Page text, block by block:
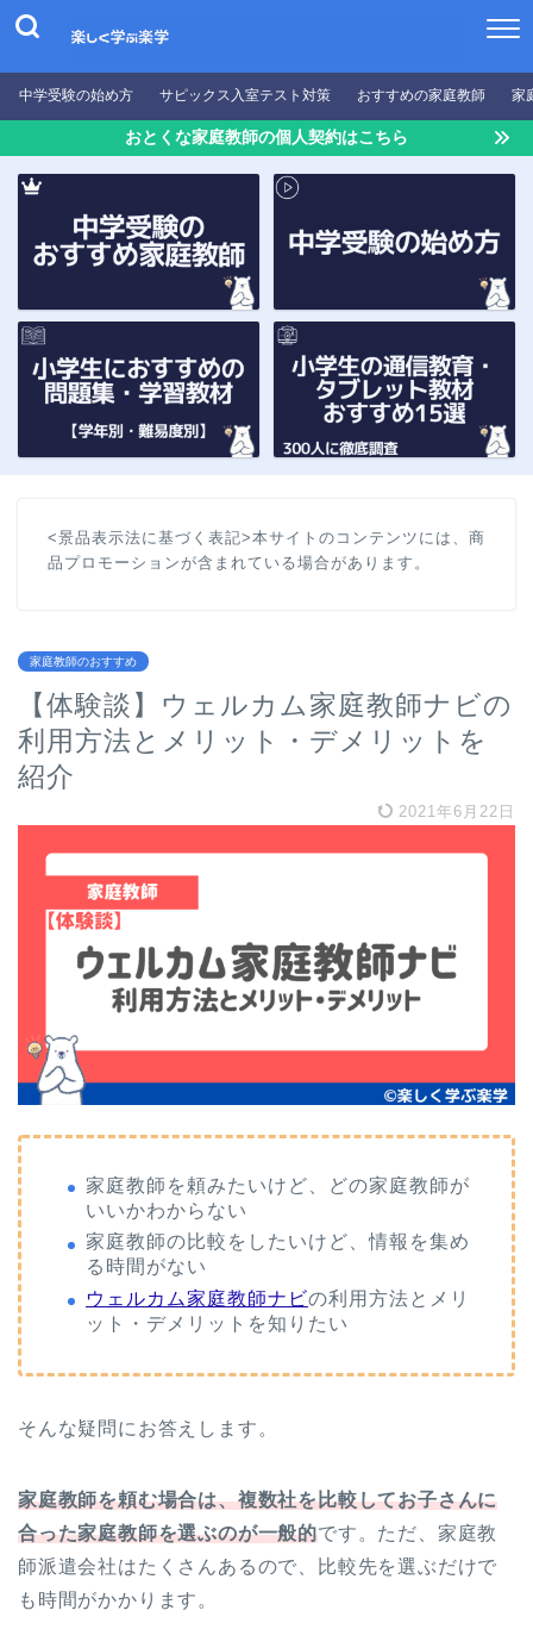
中学受験の始め方 サピックス入室テスト対策 おすすめの家庭教師 家
おとくな家庭教師の個人契約はこちら
<景品表示法に基づく表記>本サイトのコンテンツには、商
品プロモーションが含まれている場合があります。
家庭教師のおすすめ
【体験談】ウェルカム家庭教師ナビの
利用方法とメリット・デメリットを
紹介
2021年6月22日
家庭教師を頼みたいけど、どの家庭教師が
いいかわからない
家庭教師の比較をしたいけど、情報を集め
る時間がない
ウェルカム家庭教師ナビの利用方法とメリ
ット・デメリットを知りたい
そんな疑問にお答えします。
家庭教師を頼む場合は、複数社を比較してお子さんに
合った家庭教師を選ぶのが一般的です。ただ、家庭教
師派遣会社はたくさんあるので、比較先を選ぶだけで
も時間がかかります。